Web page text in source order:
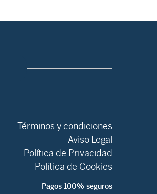
Términos y condiciones
Aviso Legal
Política de Privacidad
Política de Cookies
Pagos 100% seguros